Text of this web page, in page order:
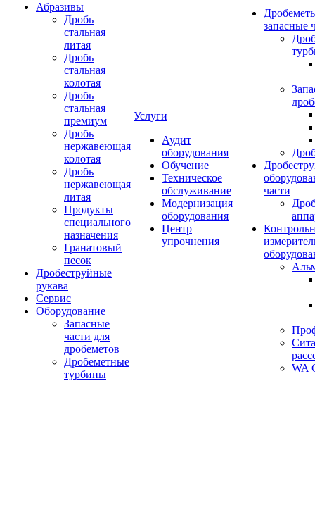
Абразивы
Дробь
стальная
литая
Дробь
стальная
колотая
Дробь
стальная
премиум
Дробь
нержавеющая
колотая
Дробь
нержавеющая
литая
Продукты
специального
назначения
Гранатовый
песок
Дробеструйные
рукава
Сервис
Оборудование
Запасные
части для
дробеметов
Дробеметные
турбины
Услуги
Аудит
оборудования
Обучение
Техническое
обслуживание
Модернизация
оборудования
Центр
упрочнения
запасные
части
WA